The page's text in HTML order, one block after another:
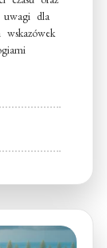
uwagi dla
wskazówek